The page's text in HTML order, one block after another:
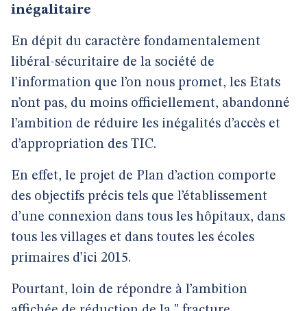
inégalitaire
En dépit du caractère fondamentalement
libéral-sécuritaire de la société de
l’information que l’on nous promet, les Etats
n’ont pas, du moins officiellement, abandonné
l’ambition de réduire les inégalités d’accès et
d’appropriation des TIC.
En effet, le projet de Plan d’action comporte
des objectifs précis tels que l’établissement
d’une connexion dans tous les hôpitaux, dans
tous les villages et dans toutes les écoles
primaires d’ici 2015.
Pourtant, loin de répondre à l’ambition